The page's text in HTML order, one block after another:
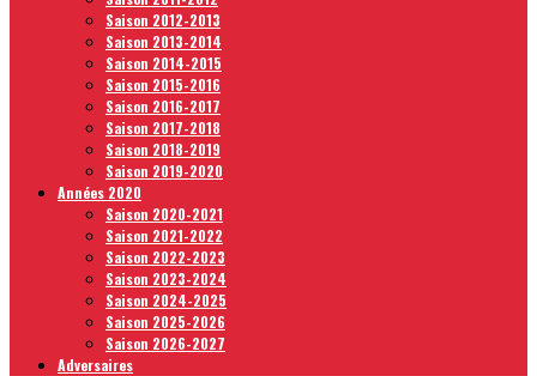
Saison 2012-2013
Saison 2013-2014
Saison 2014-2015
Saison 2015-2016
Saison 2016-2017
Saison 2017-2018
Saison 2018-2019
Saison 2019-2020
Années 2020
Saison 2020-2021
Saison 2021-2022
Saison 2022-2023
Saison 2023-2024
Saison 2024-2025
Saison 2025-2026
Saison 2026-2027
Adversaires